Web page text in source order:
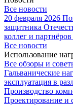
Все новости
20 февраля 2026
защитника
коллег и
Все новости
Использование
Все обзоры и
Гальванические
эксплуатация в
Производство
Проектирование и